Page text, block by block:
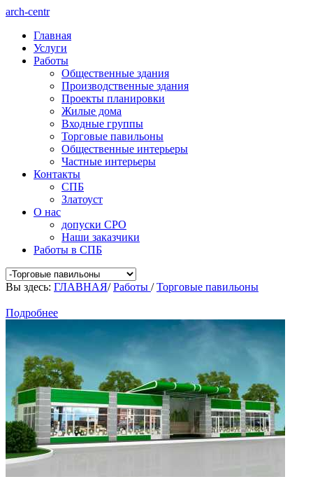
arch-centr
Главная
Услуги
Работы
Общественные здания
Производственные здания
Проекты планировки
Жилые дома
Входные группы
Торговые павильоны
Общественные интерьеры
Частные интерьеры
Контакты
СПБ
Златоуст
О нас
допуски СРО
Наши заказчики
Работы в СПБ
Вы здесь: ГЛАВНАЯ/Работы /Торговые павильоны
Подробнее